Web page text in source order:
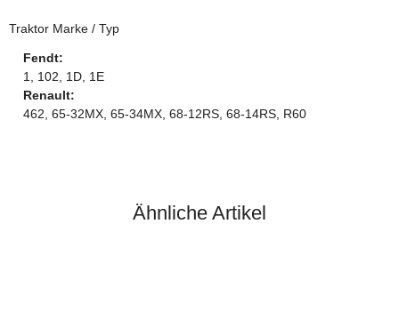
Traktor Marke / Typ
Fendt:
1, 102, 1D, 1E
Renault:
462, 65-32MX, 65-34MX, 68-12RS, 68-14RS, R60
Ähnliche Artikel